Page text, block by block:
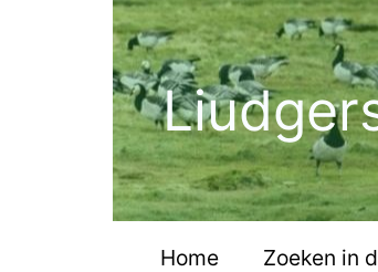
Home Zoeken in